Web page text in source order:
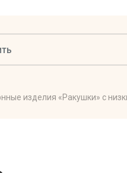
изделия «Ракушки» с